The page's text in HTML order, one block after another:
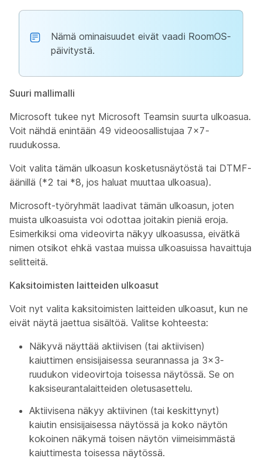
Nämä ominaisuudet eivät vaadi RoomOS-
päivitystä.
Suuri mallimalli
Microsoft tukee nyt Microsoft Teamsin suurta ulkoasua.
Voit nähdä enintään 49 videoosallistujaa 7x7-
ruudukossa.
Voit valita tämän ulkoasun kosketusnäytöstä tai DTMF-
äänillä (*2 tai *8, jos haluat muuttaa ulkoasua).
Microsoft-työryhmät laadivat tämän ulkoasun, joten
muista ulkoasuista voi odottaa joitakin pieniä eroja.
Esimerkiksi oma videovirta näkyy ulkoasussa, eivätkä
nimen otsikot ehkä vastaa muissa ulkoasuissa havaittuja
selitteitä.
Kaksitoimisten laitteiden ulkoasut
Voit nyt valita kaksitoimisten laitteiden ulkoasut, kun ne
eivät näytä jaettua sisältöä. Valitse kohteesta:
Näkyvä näyttää aktiivisen (tai aktiivisen)
kaiuttimen ensisijaisessa seurannassa ja 3x3-
ruudukon videovirtoja toisessa näytössä. Se on
kaksiseurantalaitteiden oletusasettelu.
Aktiivisena näkyy aktiivinen (tai keskittynyt)
kaiutin ensisijaisessa näytössä ja koko näytön
kokoinen näkymä toisen näytön viimeisimmästä
kaiuttimesta toisessa näytössä.